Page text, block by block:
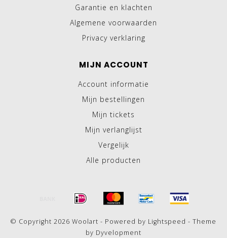
Garantie en klachten
Algemene voorwaarden
Privacy verklaring
MIJN ACCOUNT
Account informatie
Mijn bestellingen
Mijn tickets
Mijn verlanglijst
Vergelijk
Alle producten
© Copyright 2026 Woolart - Powered by Lightspeed - Theme
by Dyvelopment